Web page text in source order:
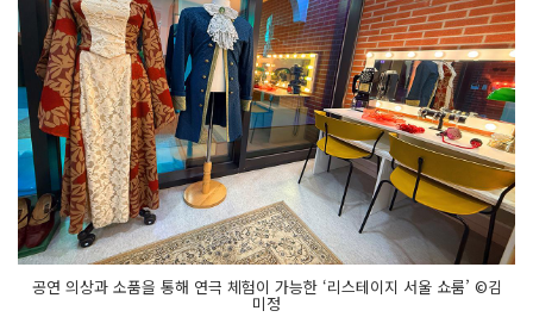
다
양
한 창
작 공
과
실
험
적
인 퍼
포
먼
스
들
을
기
해 본
공연 의상과 소품을 통해 연극 체험이 가능한 ‘리스테이지 서울 쇼룸’ ©김
미정